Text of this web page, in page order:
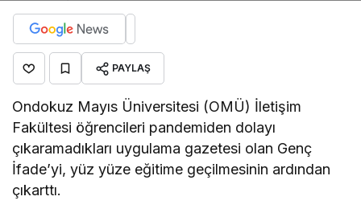
PAYLAŞ
Ondokuz Mayıs Üniversitesi (OMÜ) İletişim
Fakültesi öğrencileri pandemiden dolayı
çıkaramadıkları uygulama gazetesi olan Genç
İfade’yi, yüz yüze eğitime geçilmesinin ardından
çıkarttı.